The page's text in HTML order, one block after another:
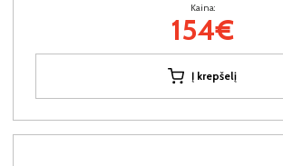
Kaina:
154€
Į krepšelį